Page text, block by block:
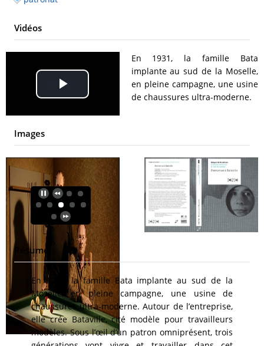
Vidéos
Play
Video
En 1931, la famille Bata
implante au sud de la Moselle,
en pleine campagne, une usine
de chaussures ultra-moderne.
Images
Résumé
En 1931, la famille Bata implante au sud de la
Moselle, en pleine campagne, une usine de
chaussures ultra-moderne. Autour de l’entreprise,
elle crée Bataville, cité modèle pour travailleurs
modèles. Sous l’œil d’un patron omniprésent, trois